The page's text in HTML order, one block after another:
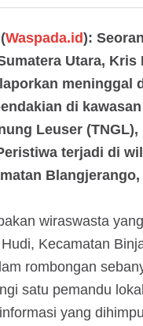
Waspada.id):
Utara, Kris
meninggal
di kawasan
Leuser (TNGL),
terjadi di
wiraswasta
Kecamatan
rombongan
satu pemandu
yang